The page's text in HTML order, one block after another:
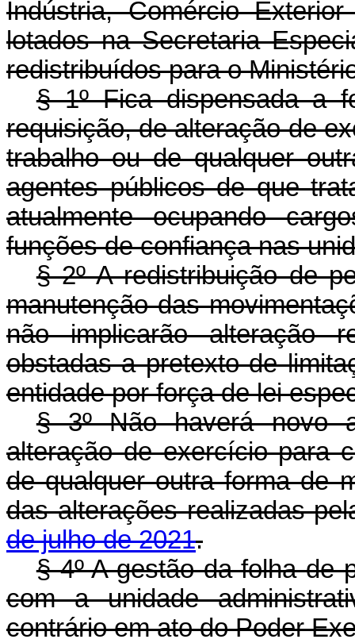
Indústria, Comércio
lotados na Secretaria
redistribuídos para o
§ 1º Fica dispensada a
requisição, de alteração de
trabalho ou de qualquer
agentes públicos de que
atualmente ocupando
funções de confiança nas
§ 2º A redistribuição de
manutenção das
não implicarão alteração
obstadas a pretexto de
entidade por força de lei
§ 3º Não haverá novo
alteração de exercício para
de qualquer outra forma de
das alterações realizadas
de julho de 2021.
§ 4º A gestão da folha de
com a unidade
contrário em ato do Poder